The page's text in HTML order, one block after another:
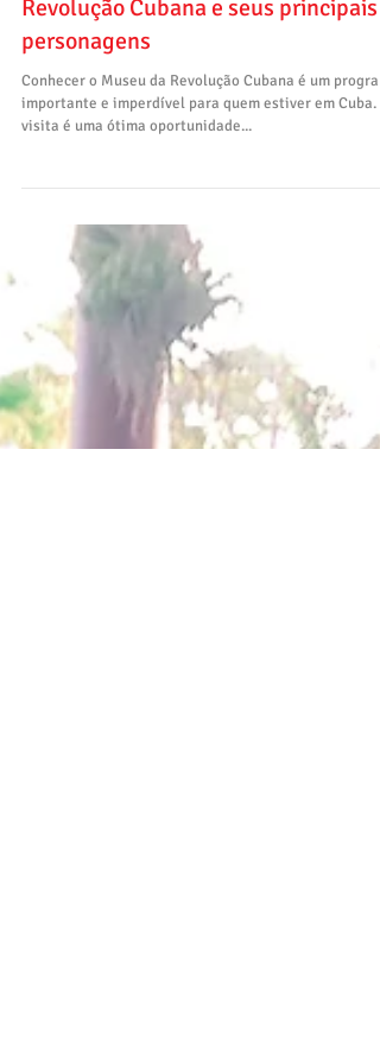
Havana: conheça o Museu da
Revolução Cubana e seus principais
personagens
Conhecer o Museu da Revolução Cubana é um